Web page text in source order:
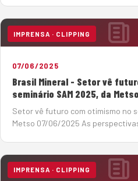
paralisadas, algumas delas h&a…
IMPRENSA · CLIPPING
07/06/2025
Brasil Mineral - Setor vê
seminário SAM 2025, da Metso
Setor vê futuro com otimismo no
Metso 07/06/2025 As
os investimentos devem somar R$
IMPRENSA · CLIPPING